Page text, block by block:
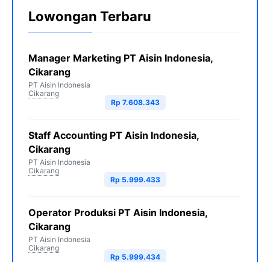
Lowongan Terbaru
Manager Marketing PT Aisin Indonesia,
Cikarang
PT Aisin Indonesia
Cikarang
Rp 7.608.343
Staff Accounting PT Aisin Indonesia,
Cikarang
PT Aisin Indonesia
Cikarang
Rp 5.999.433
Operator Produksi PT Aisin Indonesia,
Cikarang
PT Aisin Indonesia
Cikarang
Rp 5.999.434